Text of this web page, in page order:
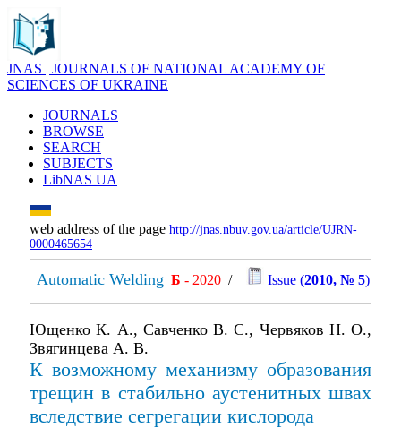
JNAS | JOURNALS OF NATIONAL ACADEMY OF
SCIENCES OF UKRAINE
JOURNALS
BROWSE
SEARCH
SUBJECTS
LibNAS UA
web address of the page http://jnas.nbuv.gov.ua/article/UJRN-
0000465654
Automatic Welding Б - 2020 / Issue (2010, № 5)
Ющенко К. А., Савченко В. С., Червяков Н. О.,
Звягинцева А. В.
К возможному механизму образования
трещин в стабильно аустенитных швах
вследствие сегрегации кислорода